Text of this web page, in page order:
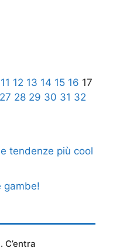
11 12 13 14 15 16 17
27 28 29 30 31 32
tendenze più cool
gambe!